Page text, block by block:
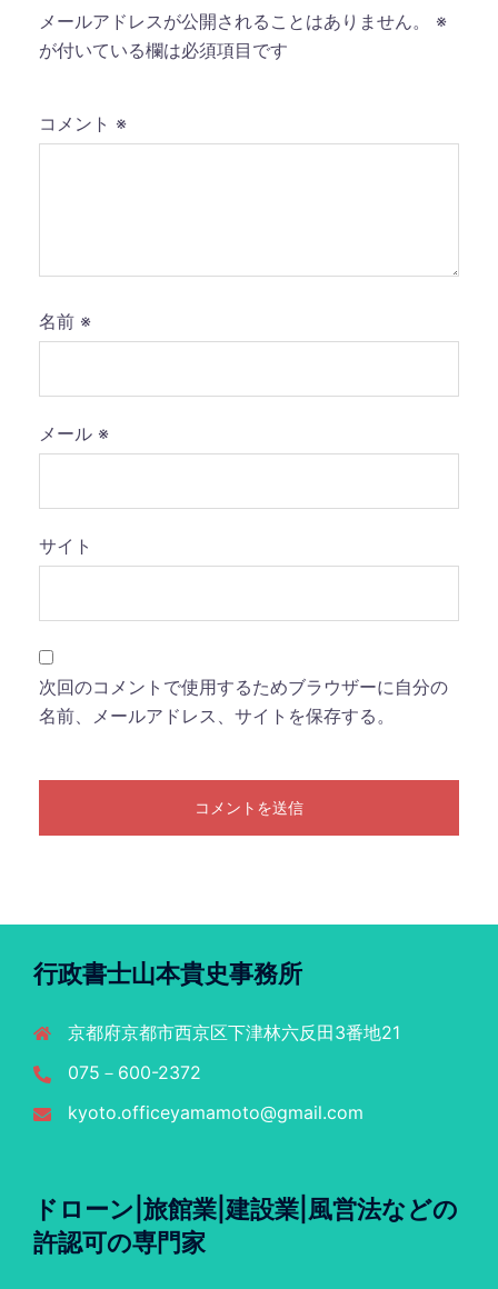
メールアドレスが公開されることはありません。
※
が付いている欄は必須項目です
コメント ※
名前 ※
メール ※
サイト
次回のコメントで使用するためブラウザーに自分の
名前、メールアドレス、サイトを保存する。
行政書士山本貴史事務所
京都府京都市西京区下津林六反田3番地21
075－600-2372
kyoto.officeyamamoto@gmail.com
ドローン|旅館業|建設業|風営法などの
許認可の専門家